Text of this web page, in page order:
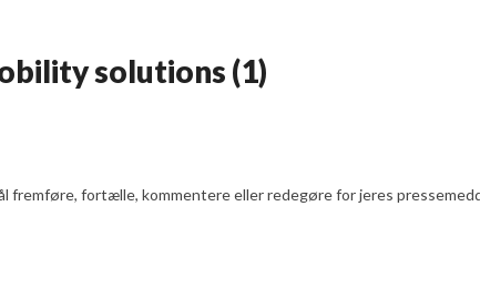
solutions (1)
fortælle, kommentere eller redegøre for jeres